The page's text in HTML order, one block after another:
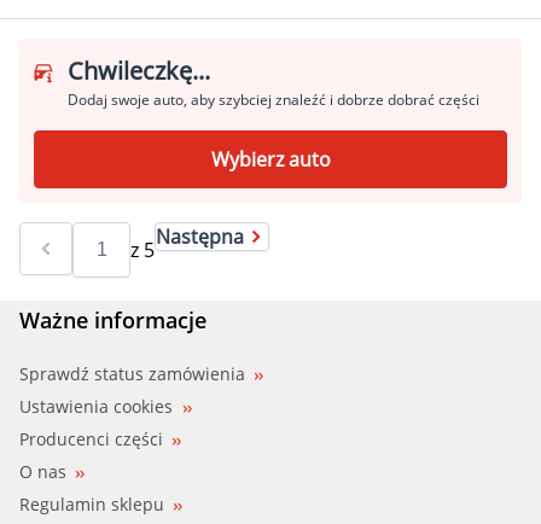
Chwileczkę...
Dodaj swoje auto, aby szybciej znaleźć i dobrze dobrać części
Wybierz auto
z 5Następna
Ważne informacje
Sprawdź status zamówienia
Ustawienia cookies
Producenci części
O nas
Regulamin sklepu